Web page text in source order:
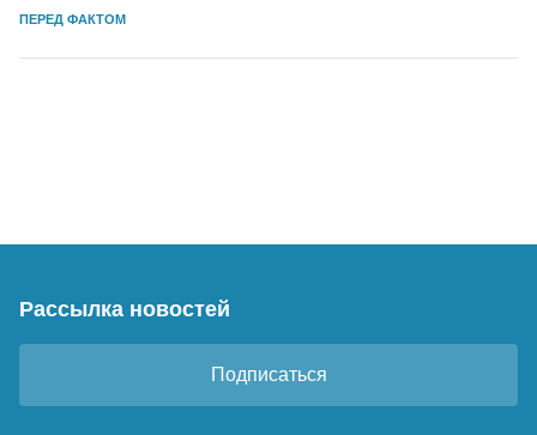
ПЕРЕД ФАКТОМ
Рассылка новостей
Подписаться